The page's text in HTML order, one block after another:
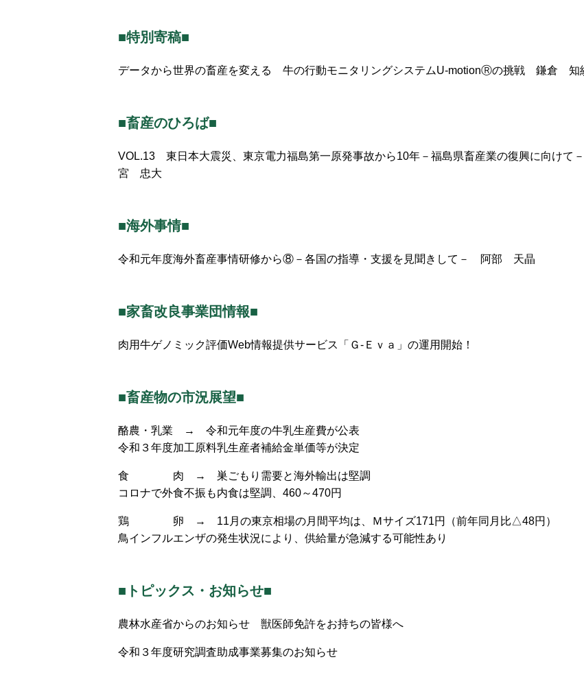
■特別寄稿■
データから世界の畜産を変える 牛の行動モニタリングシステムU-motionⓇの挑戦 鎌倉 知
■畜産のひろば■
VOL.13 東日本大震災、東京電力福島第一原発事故から10年－福島県畜産業の復興に向けて
宮 忠大
■海外事情■
令和元年度海外畜産事情研修から⑧－各国の指導・支援を見聞きして－ 阿部 天晶
■家畜改良事業団情報■
肉用牛ゲノミック評価Web情報提供サービス「Ｇ-Ｅｖａ」の運用開始！
■畜産物の市況展望■
酪農・乳業 → 令和元年度の牛乳生産費が公表
令和３年度加工原料乳生産者補給金単価等が決定
食 肉 → 巣ごもり需要と海外輸出は堅調
コロナで外食不振も内食は堅調、460～470円
鶏 卵 → 11月の東京相場の月間平均は、Ｍサイズ171円（前年同月比△48円）
鳥インフルエンザの発生状況により、供給量が急減する可能性あり
■トピックス・お知らせ■
農林水産省からのお知らせ 獣医師免許をお持ちの皆様へ
令和３年度研究調査助成事業募集のお知らせ